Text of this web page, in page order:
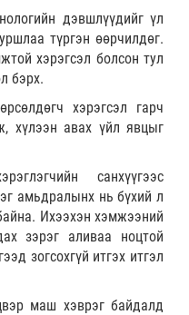
дэвшлүүдийг үл
түргэн өөрчилдөг.
хэрэгсэл болсон тул
бэрх.
хэрэгсэл гарч
хүлээн авах үйл явцыг
санхүүгээс
амьдралынх нь бүхий л
Ихээхэн хэмжээний
зэрэг аливаа ноцтой
зогсохгүй итгэх итгэл
маш хэврэг байдалд